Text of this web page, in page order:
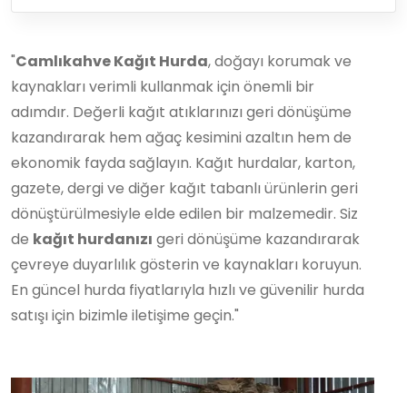
"Camlıkahve Kağıt Hurda, doğayı korumak ve
kaynakları verimli kullanmak için önemli bir
adımdır. Değerli kağıt atıklarınızı geri dönüşüme
kazandırarak hem ağaç kesimini azaltın hem de
ekonomik fayda sağlayın. Kağıt hurdalar, karton,
gazete, dergi ve diğer kağıt tabanlı ürünlerin geri
dönüştürülmesiyle elde edilen bir malzemedir. Siz
de kağıt hurdanızı geri dönüşüme kazandırarak
çevreye duyarlılık gösterin ve kaynakları koruyun.
En güncel hurda fiyatlarıyla hızlı ve güvenilir hurda
satışı için bizimle iletişime geçin."